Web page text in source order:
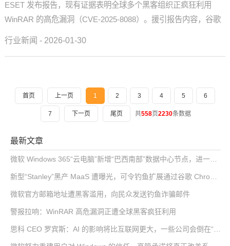
ESET 发布报告，现有证据表明全球多个黑客组织正疯狂利用
WinRAR 的高危漏洞（CVE-2025-8088）。援引报告内容，谷歌
行业新闻 - 2026-01-30
首页 上一页 1 2 3 4 5 6
7 下一页 尾页 共558页2230条数据
最新文章
微软 Windows 365“云电脑”新增“巴西南部”数据中心节点，进一步降低南美用户延迟
微软官方邮箱地址遭黑客滥用，向民众发送钓鱼诈骗邮件
警报拉响：WinRAR 高危漏洞正遭全球黑客疯狂利用